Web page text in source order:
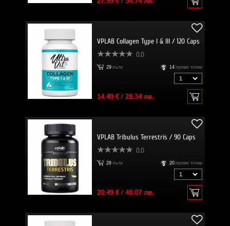
VPLAB Collagen Type I & III / 120 Caps
0.0
29 пъти 14 промо точки
14.49 €/ 28.34 лв.
VPLAB Tribulus Terrestris / 90 Caps
0.0
28 пъти 20 промо точки
20.49 €/ 40.07 лв.